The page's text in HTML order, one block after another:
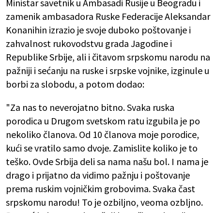
Ministar savetnik u Ambasadi Rusije u Beogradu i
zamenik ambasadora Ruske Federacije Aleksandar
Konanihin izrazio je svoje duboko poštovanje i
zahvalnost rukovodstvu grada Jagodine i
Republike Srbije, ali i čitavom srpskomu narodu na
pažniji i sećanju na ruske i srpske vojnike, izginule u
borbi za slobodu, a potom dodao:
"Za nas to neverojatno bitno. Svaka ruska
porodica u Drugom svetskom ratu izgubila je po
nekoliko članova. Od 10 članova moje porodice,
kući se vratilo samo dvoje. Zamislite koliko je to
teško. Ovde Srbija deli sa nama našu bol. I nama je
drago i prijatno da vidimo pažnju i poštovanje
prema ruskim vojničkim grobovima. Svaka čast
srpskomu narodu! To je ozbiljno, veoma ozbljno.